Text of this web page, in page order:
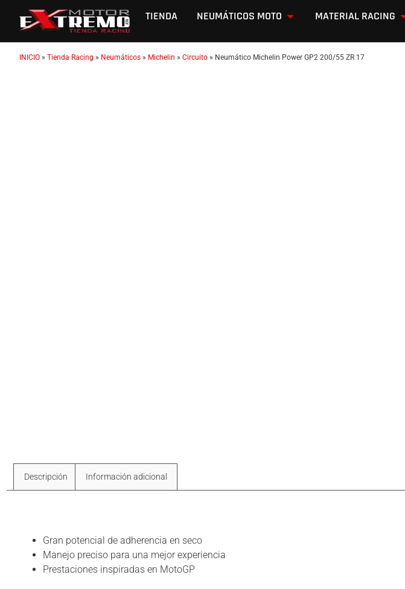
TIENDA NEUMÁTICOS MOTO MATERIAL RACING
INICIO » Tienda Racing » Neumáticos » Michelin » Circuito » Neumático Michelin Power GP2 200/55 ZR 17
Descripción Información adicional
Gran potencial de adherencia en seco
Manejo preciso para una mejor experiencia
Prestaciones inspiradas en MotoGP